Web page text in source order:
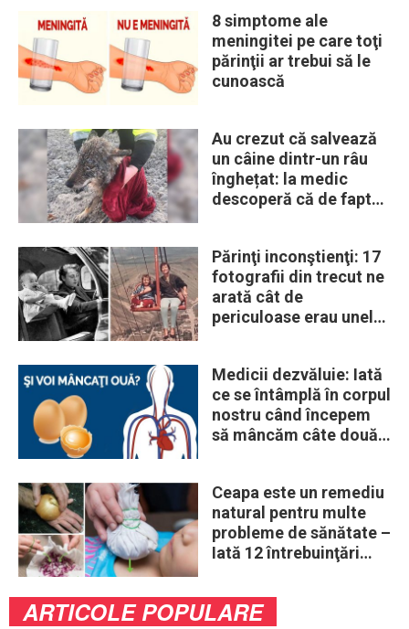
8 simptome ale
meningitei pe care toţi
părinţii ar trebui să le
cunoască
Au crezut că salvează
un câine dintr-un râu
înghețat: la medic
descoperă că de fapt
Părinţi inconştienţi: 17
fotografii din trecut ne
arată cât de
periculoase erau unele
Medicii dezvăluie: Iată
ce se întâmplă în corpul
nostru când începem
să mâncăm câte două
Ceapa este un remediu
natural pentru multe
probleme de sănătate –
Iată 12 întrebuinţări
ARTICOLE POPULARE